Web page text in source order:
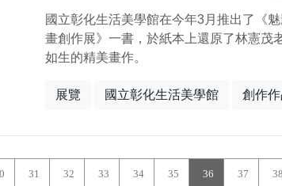
國立彰化生活美學館在今年3月推出了《
畫創作展》一書，於紙本上還原了林憲茂
如生的精美畫作。
展覽 國立彰化生活美學館 創作
31 32 33 34 35 36 37 38